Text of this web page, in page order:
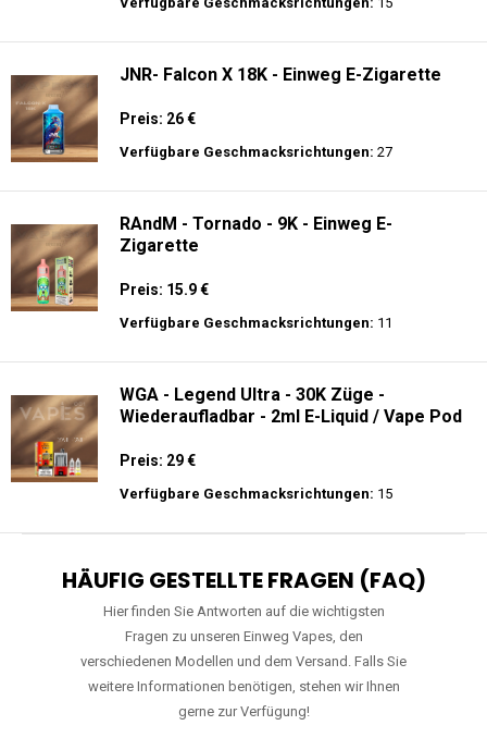
JNR- Falcon X 18K - Einweg E-Zigarette
Preis: 26 €
Verfügbare Geschmacksrichtungen: 27
RAndM - Tornado - 9K - Einweg E-
Zigarette
Preis: 15.9 €
Verfügbare Geschmacksrichtungen: 11
WGA - Legend Ultra - 30K Züge -
Wiederaufladbar - 2ml E-Liquid / Vape Pod
Preis: 29 €
Verfügbare Geschmacksrichtungen: 15
HÄUFIG GESTELLTE FRAGEN (FAQ)
Hier finden Sie Antworten auf die wichtigsten
Fragen zu unseren Einweg Vapes, den
verschiedenen Modellen und dem Versand. Falls Sie
weitere Informationen benötigen, stehen wir Ihnen
gerne zur Verfügung!